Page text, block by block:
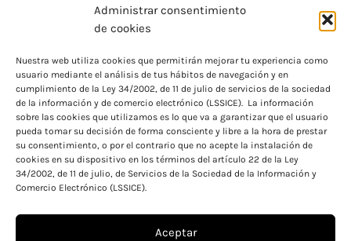
Administrar consentimiento
de cookies
Nuestra web utiliza cookies que permitirán mejorar tu experiencia como
usuario mediante el análisis de tus hábitos de navegación y en
cumplimiento de la Ley 34/2002, de 11 de julio de servicios de la sociedad
de la información y de comercio electrónico (LSSICE). La información
sobre las cookies que utilizamos es lo que va a garantizar que el usuario
pueda tomar su decisión de forma consciente y libre a la hora de prestar
su consentimiento, o por el contrario que no acepte la instalación de
cookies en su dispositivo en los términos del artículo 22 de la Ley
34/2002, de 11 de julio, de Servicios de la Sociedad de la Información y
Comercio Electrónico (LSSICE).
Aceptar
Consigue ayudas y becas para bachillerato
¡Estudia sin preocupaciones!